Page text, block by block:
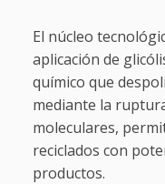
El núcleo
aplicación de
químico que
mediante la
moleculares,
reciclados con
productos.